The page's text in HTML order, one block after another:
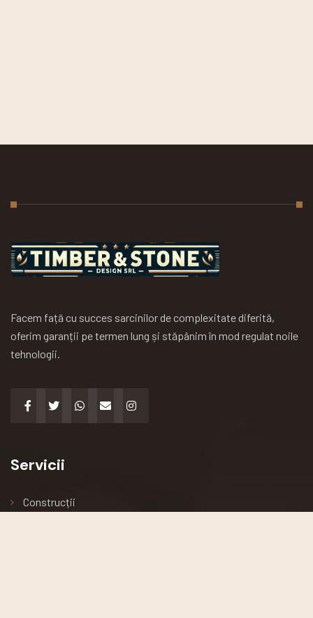
Facem față cu succes sarcinilor de complexitate diferită,
oferim garanții pe termen lung și stăpânim în mod regulat noile
tehnologii.
Servicii
Construcții